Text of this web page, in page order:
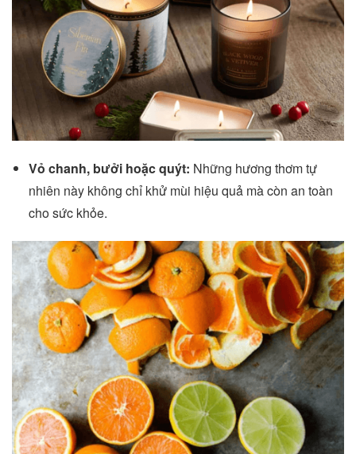
Vỏ chanh, bưởi hoặc quýt: Những hương thơm tự
nhiên này không chỉ khử mùi hiệu quả mà còn an toàn
cho sức khỏe.